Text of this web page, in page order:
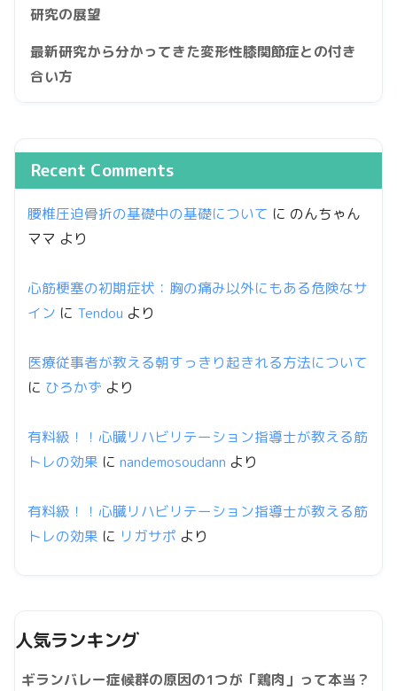
研究の展望
最新研究から分かってきた変形性膝関節症との付き
合い方
Recent Comments
腰椎圧迫骨折の基礎中の基礎について に のんちゃん
ママ より
心筋梗塞の初期症状：胸の痛み以外にもある危険なサ
イン に Tendou より
医療従事者が教える朝すっきり起きれる方法について
に ひろかず より
有料級！！心臓リハビリテーション指導士が教える筋
トレの効果 に nandemosoudann より
有料級！！心臓リハビリテーション指導士が教える筋
トレの効果 に リガサポ より
人気ランキング
ギランバレー症候群の原因の1つが「鶏肉」って本当？